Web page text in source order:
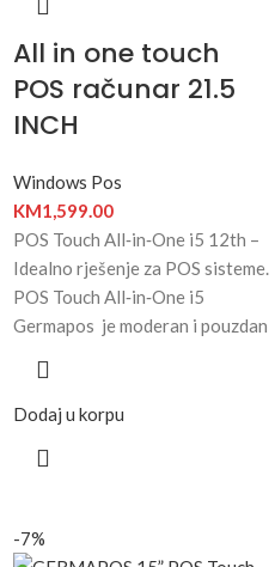
All in one touch
POS računar 21.5
INCH
Windows Pos
KM1,599.00
POS Touch All‑in‑One i5 12th –
Idealno rješenje za POS sisteme.
POS Touch All‑in‑One i5
Germapos je moderan i pouzdan
Dodaj u korpu
-7%